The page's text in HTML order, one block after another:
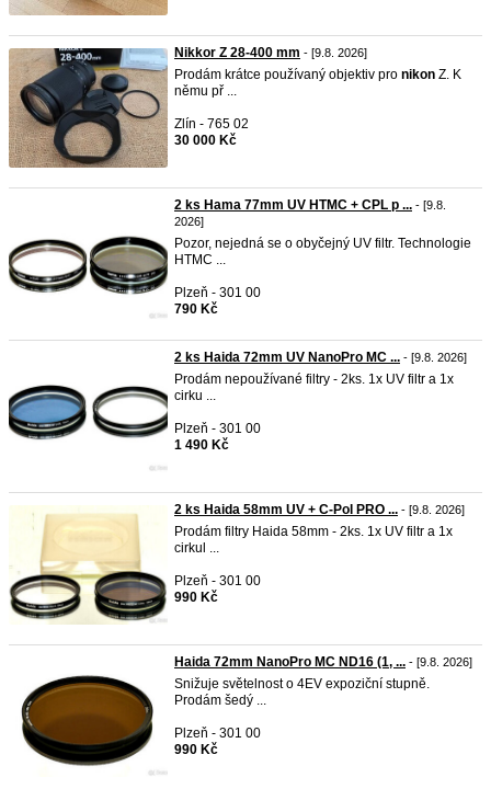
Nikkor Z 28-400 mm - [9.8. 2026]
Prodám krátce používaný objektiv pro nikon Z. K
němu př ...
Zlín - 765 02
30 000 Kč
2 ks Hama 77mm UV HTMC + CPL p ... - [9.8.
2026]
Pozor, nejedná se o obyčejný UV filtr. Technologie
HTMC ...
Plzeň - 301 00
790 Kč
2 ks Haida 72mm UV NanoPro MC ... - [9.8. 2026]
Prodám nepoužívané filtry - 2ks. 1x UV filtr a 1x
cirku ...
Plzeň - 301 00
1 490 Kč
2 ks Haida 58mm UV + C-Pol PRO ... - [9.8. 2026]
Prodám filtry Haida 58mm - 2ks. 1x UV filtr a 1x
cirkul ...
Plzeň - 301 00
990 Kč
Haida 72mm NanoPro MC ND16 (1, ... - [9.8. 2026]
Snižuje světelnost o 4EV expoziční stupně.
Prodám šedý ...
Plzeň - 301 00
990 Kč